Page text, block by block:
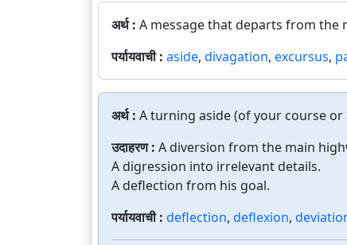
अर्थ : A message that departs from the
पर्यायवाची : aside, divagation, excursus,
अर्थ : A turning aside (of your course
उदाहरण : A diversion from the main
A digression into irrelevant details.
A deflection from his goal.
पर्यायवाची : deflection, deflexion,